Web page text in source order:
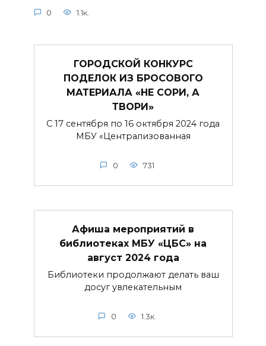
0 1.1к.
ГОРОДСКОЙ КОНКУРС
ПОДЕЛОК ИЗ БРОСОВОГО
МАТЕРИАЛА «НЕ СОРИ, А
ТВОРИ»
С 17 сентября по 16 октября 2024 года
МБУ «Централизованная
0 731
Афиша мероприятий в
библиотеках МБУ «ЦБС» на
август 2024 года
Библиотеки продолжают делать ваш
досуг увлекательным
0 1.3к.